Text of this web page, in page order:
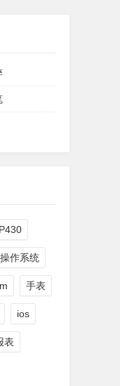
操作系统
手表
ios
表